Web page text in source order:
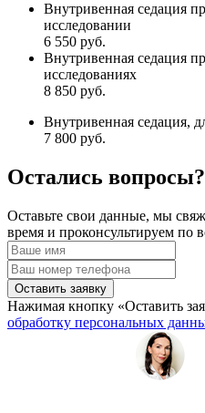
Внутривенная седация
исследовании
6 550 руб.
Внутривенная седация
исследованиях
8 850 руб.
Внутривенная седация,
7 800 руб.
Остались
Оставьте свои данные, мы
время и проконсультируем по
Оставить заявку
Нажимая кнопку «Оставить
обработку персональных